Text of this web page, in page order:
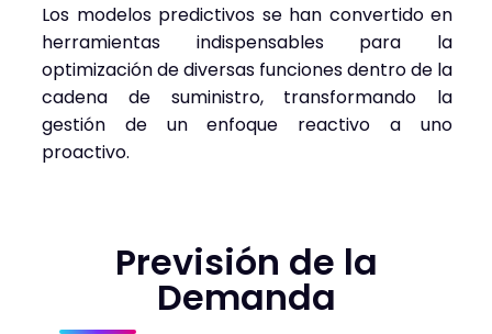
Los modelos predictivos se han convertido en
herramientas indispensables para la
optimización de diversas funciones dentro de la
cadena de suministro, transformando la
gestión de un enfoque reactivo a uno
proactivo.
Previsión de la
Demanda